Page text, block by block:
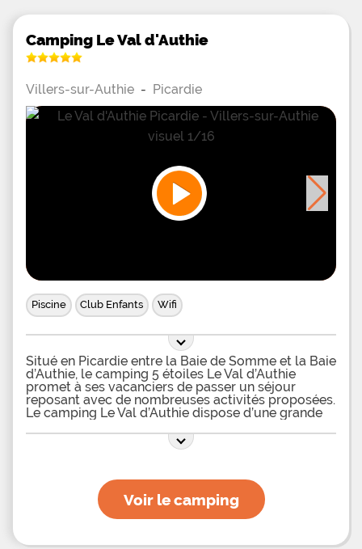
Camping Le Val d'Authie
Villers-sur-Authie - Picardie
Piscine Club Enfants Wifi
Situé en Picardie entre la Baie de Somme et la Baie
d’Authie, le camping 5 étoiles Le Val d’Authie
promet à ses vacanciers de passer un séjour
reposant avec de nombreuses activités proposées.
Le camping Le Val d’Authie dispose d’une grande
vacanciers à venir se baigner par tous les temps.
Par beau temps, la piscine peut se découvrir afin
transats accompagnent la piscine et permettront à
celles et ceux qui désirent se détendre de pouvoir
s’allonger et simplement profiter du soleil. Les
plus petits auront quant à eux la possibilité de
qui leur permettra donc de s’amuser dans l’eau
Voir le camping